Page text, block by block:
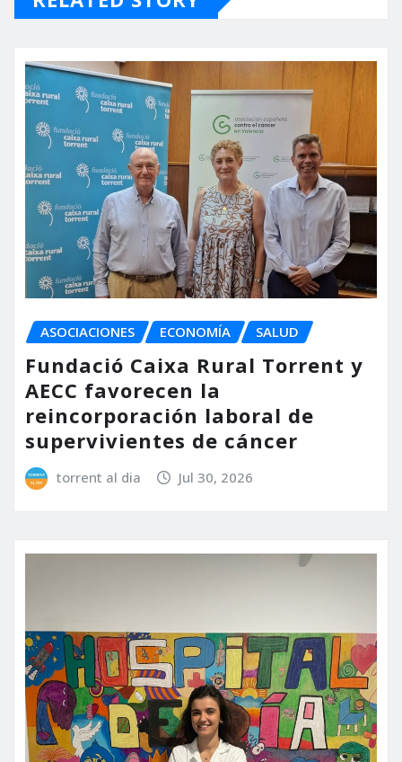
ASOCIACIONES ECONOMÍA SALUD
Fundació Caixa Rural Torrent y
AECC favorecen la
reincorporación laboral de
supervivientes de cáncer
torrent al dia Jul 30, 2026